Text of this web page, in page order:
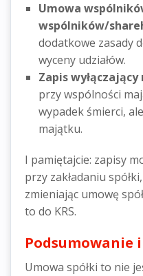
Umowa
wspólników/
dodatkowe zasady
wyceny udziałów.
Zapis
przy wspólności
wypadek śmierci,
majątku.
I pamiętajcie: zapisy
przy zakładaniu
zmieniając umowę
to do KRS.
Podsumowanie
Umowa spółki to nie